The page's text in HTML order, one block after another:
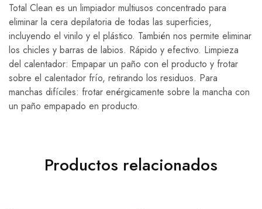
Total Clean es un limpiador multiusos concentrado para
eliminar la cera depilatoria de todas las superficies,
incluyendo el vinilo y el plástico. También nos permite eliminar
los chicles y barras de labios. Rápido y efectivo. Limpieza
del calentador: Empapar un paño con el producto y frotar
sobre el calentador frío, retirando los residuos. Para
manchas difíciles: frotar enérgicamente sobre la mancha con
un paño empapado en producto.
Productos relacionados